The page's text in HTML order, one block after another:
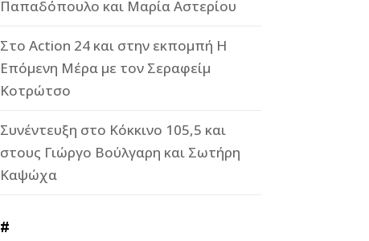
Παπαδόπουλο και Μαρία Αστερίου
Στο Action 24 και στην εκπομπή Η
Επόμενη Μέρα με τον Σεραφείμ
Κοτρώτσο
Συνέντευξη στο Κόκκινο 105,5 και
στους Γιώργο Βούλγαρη και Σωτήρη
Καψώχα
#